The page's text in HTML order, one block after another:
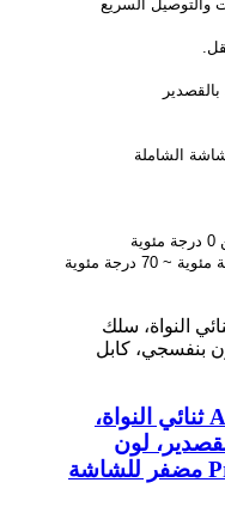
والتوصيل السريع
كابل Aipu Profibus Dp ثنائي النواة،
لون